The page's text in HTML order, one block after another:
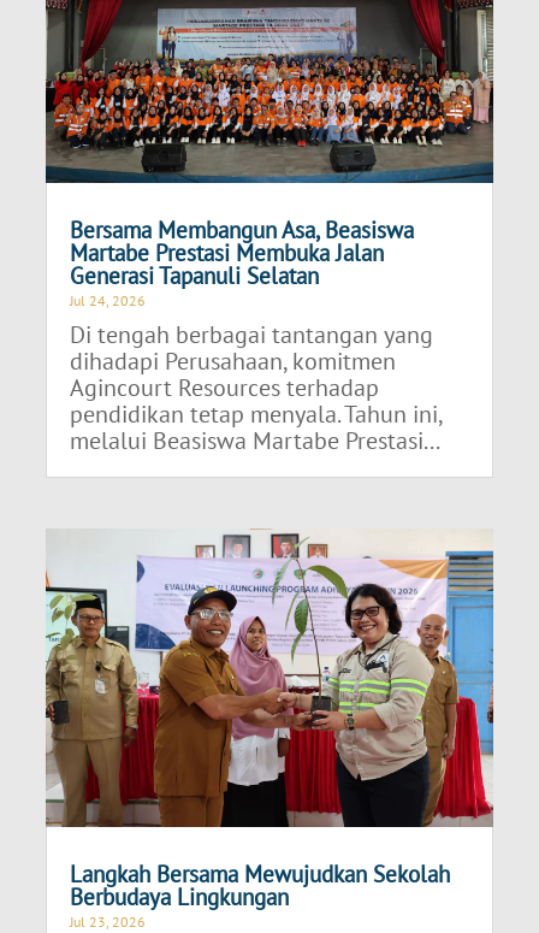
Bersama Membangun Asa, Beasiswa
Martabe Prestasi Membuka Jalan
Generasi Tapanuli Selatan
Jul 24, 2026
Di tengah berbagai tantangan yang
dihadapi Perusahaan, komitmen
Agincourt Resources terhadap
pendidikan tetap menyala. Tahun ini,
melalui Beasiswa Martabe Prestasi...
Langkah Bersama Mewujudkan Sekolah
Berbudaya Lingkungan
Jul 23, 2026